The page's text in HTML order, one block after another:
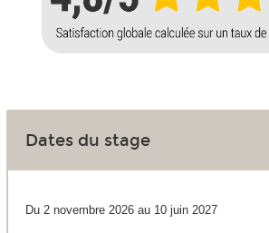
Dates du stage
Du 2 novembre 2026 au 10 juin 2027